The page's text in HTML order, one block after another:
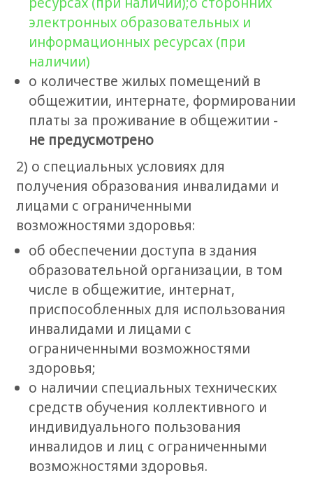
электронных образовательных и
информационных ресурсах (при
наличии)
о количестве жилых помещений в
общежитии, интернате, формировании
платы за проживание в общежитии -
не предусмотрено
2) о специальных условиях для
получения образования инвалидами и
лицами с ограниченными
возможностями здоровья:
об обеспечении доступа в здания
образовательной организации, в том
числе в общежитие, интернат,
приспособленных для использования
инвалидами и лицами с
ограниченными возможностями
здоровья;
о наличии специальных технических
средств обучения коллективного и
индивидуального пользования
инвалидов и лиц с ограниченными
возможностями здоровья.